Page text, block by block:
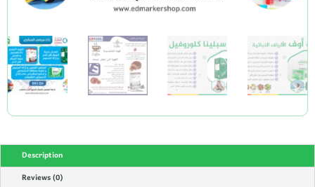
Description
Reviews (0)